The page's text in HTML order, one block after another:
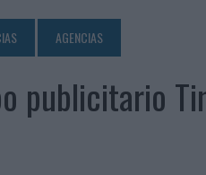
SU MARCA CON UNA ESTRATEGIA 360º
EL NUEVO SINGLE DE ARÓN PIPER EN UNA
A PRUEBA LA ESTRATEGIA DIGITAL DE LAS
LOS RECUERDOS EN SOUVENIRS CON IA
AGENCIAS
publicitario